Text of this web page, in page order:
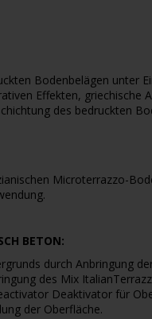
Bodenbelägen unter
Effekten, griechische
des bedruckten
Microterrazzo-
BETON:
durch Anbringung
des Mix
Deaktivator für
der Oberfläche.